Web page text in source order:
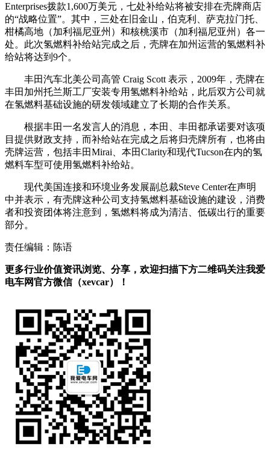
Enterprises拨款1,600万美元，七处补给站将被安排在壳牌商店
的“战略位置”。其中，三处在旧金山，伯克利、萨克拉门托、
柑橘高地（加利福尼亚州）和核桃溪市（加利福尼亚州）各一
处。此次氢燃料补给站完成之后，壳牌在加州运营的氢燃料补
给站将达到9个。
丰田汽车北美公司高管 Craig Scott 表示，2009年，壳牌在
丰田加州托兰斯工厂安装专用氢燃料补给站，此后双方公司就
在氢燃料基础设施的研发领域建立了长期的合作关系。
根据丰田一名发言人的消息，本田、丰田都承诺要对该项
目提供财政支持，而补给站在完成之后将归壳牌所有，也将由
壳牌运营，包括丰田Mirai、本田Clarity和现代Tucson在内的氢
燃料车型可使用氢燃料补给站。
现代美国连接和环境业务发展副总裁Steve Center在声明
中并表示，有壳牌这种公司支持氢燃料基础设施的建设，消费
者和投资团体将注意到，氢燃料将成为清洁、低碳出行的重要
部分。
责任编辑：陈语
更多行业价值资讯浏览、分享，欢迎扫描下方二维码关注我爱
电车网官方微信（xevcar）！